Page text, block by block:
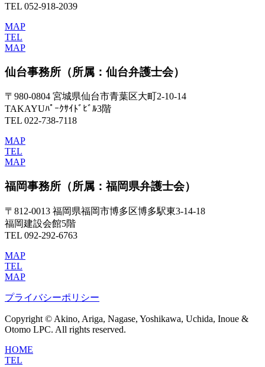
TEL 052-918-2039
MAP
TEL
MAP
仙台事務所 （所属：仙台弁護士会）
〒980-0804 宮城県仙台市青葉区大町2-10-14
TAKAYUﾊﾟｰｸｻｲﾄﾞﾋﾞﾙ3階
TEL 022-738-7118
MAP
TEL
MAP
福岡事務所 （所属：福岡県弁護士会）
〒812-0013 福岡県福岡市博多区博多駅東3-14-18
福岡建設会館5階
TEL 092-292-6763
MAP
TEL
MAP
プライバシーポリシー
Copyright © Akino, Ariga, Nagase, Yoshikawa, Uchida, Inoue &
Otomo LPC. All rights reserved.
HOME
TEL